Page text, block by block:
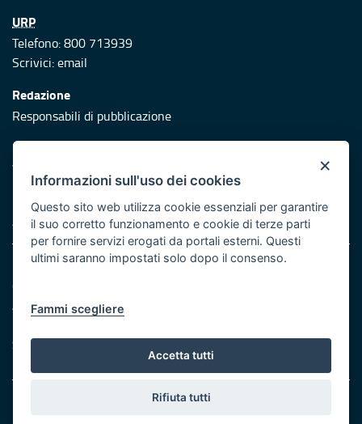
URP
Telefono: 800 713939
Scrivici:email
Redazione
Responsabili di pubblicazione
Protezione civile
Vai al sito di Protezione Civile Puglia
Iniziativa finanziata con risorse del POR Puglia 2014/2020 -
Asse XI
Note legali
Cookie e privacy
Atti di notifica
Servizi Intranet
© Regione Puglia
×
Informazioni sull'uso dei cookies
Questo sito web utilizza cookie essenziali per garantire
il suo corretto funzionamento e cookie di terze parti
per fornire servizi erogati da portali esterni. Questi
ultimi saranno impostati solo dopo il consenso.
Fammi scegliere
Accetta tutti
Rifiuta tutti